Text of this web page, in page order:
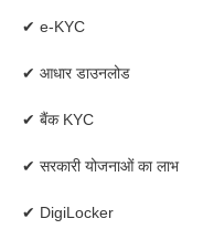
✔ e-KYC
✔ आधार डाउनलोड
✔ बैंक KYC
✔ सरकारी योजनाओं का लाभ
✔ DigiLocker